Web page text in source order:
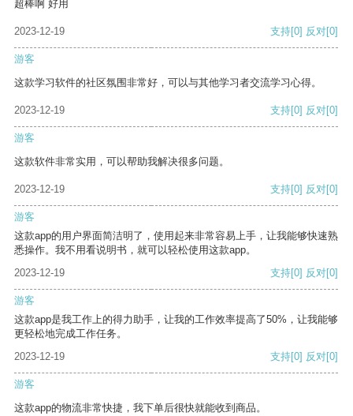
超棒啊 好用
2023-12-19 支持[0] 反对[0]
游客
这款学习软件的社区氛围非常好，可以与其他学习者交流学习心得。
2023-12-19 支持[0] 反对[0]
游客
这款软件非常实用，可以帮助我解决很多问题。
2023-12-19 支持[0] 反对[0]
游客
这款app的用户界面简洁明了，使用起来非常容易上手，让我能够快速熟
悉操作。我不用看说明书，就可以轻松使用这款app。
2023-12-19
支持[0] 反对[0]
游客
这款app是我工作上的得力助手，让我的工作效率提高了50%，让我能够
更轻松地完成工作任务。
2023-12-19
支持[0] 反对[0]
游客
这款app的物流非常快捷，我下单后很快就能收到商品。